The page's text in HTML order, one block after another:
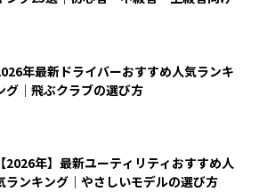
年最新ドライバーおすすめ人気ランキ
グ｜飛ぶクラブの選び方
【2026年】最新ユーティリティおすすめ人
ランキング｜やさしいモデルの選び方